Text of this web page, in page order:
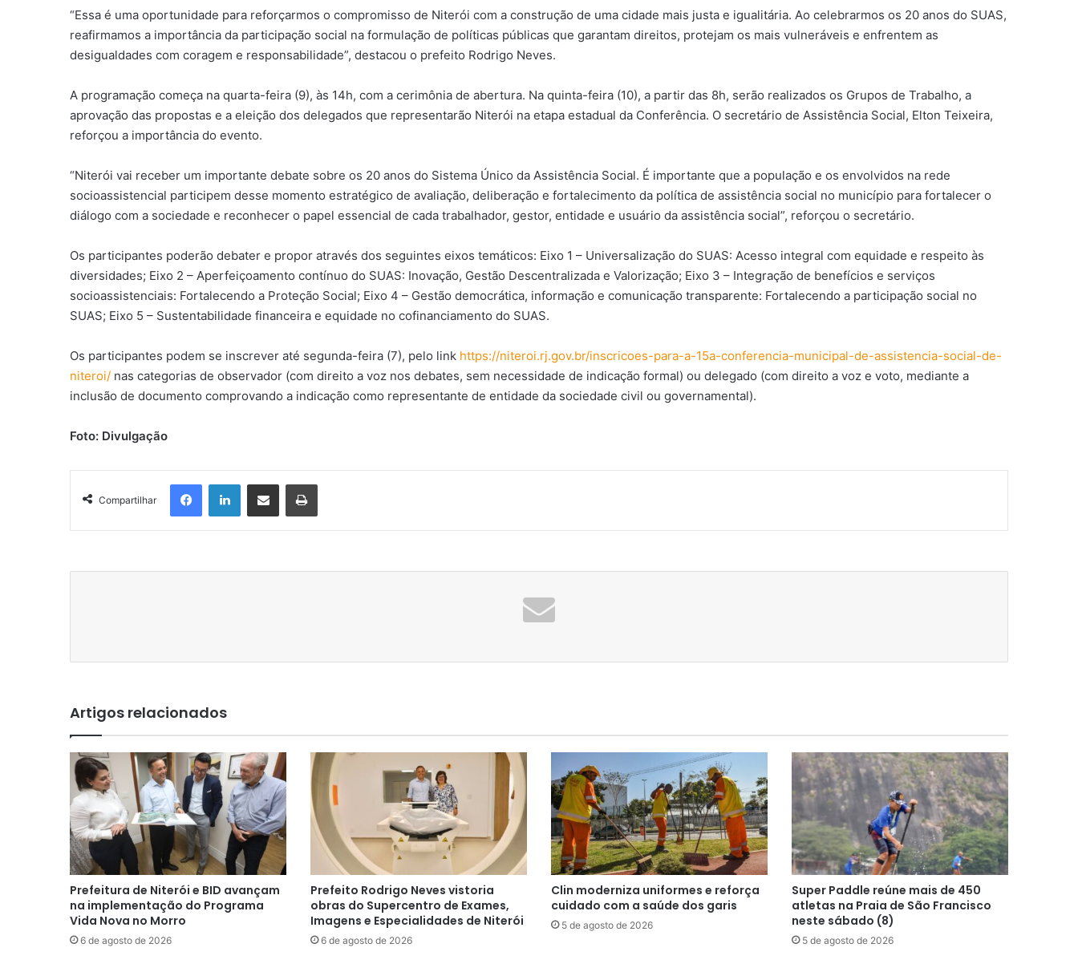
“Essa é uma oportunidade para reforçarmos o compromisso de Niterói com a construção de uma cidade mais justa e igualitária. Ao celebrarmos os 20 anos do SUAS,
reafirmamos a importância da participação social na formulação de políticas públicas que garantam direitos, protejam os mais vulneráveis e enfrentem as
desigualdades com coragem e responsabilidade”, destacou o prefeito Rodrigo Neves.
A programação começa na quarta-feira (9), às 14h, com a cerimônia de abertura. Na quinta-feira (10), a partir das 8h, serão realizados os Grupos de Trabalho, a
aprovação das propostas e a eleição dos delegados que representarão Niterói na etapa estadual da Conferência. O secretário de Assistência Social, Elton Teixeira,
reforçou a importância do evento.
“Niterói vai receber um importante debate sobre os 20 anos do Sistema Único da Assistência Social. É importante que a população e os envolvidos na rede
socioassistencial participem desse momento estratégico de avaliação, deliberação e fortalecimento da política de assistência social no município para fortalecer o
diálogo com a sociedade e reconhecer o papel essencial de cada trabalhador, gestor, entidade e usuário da assistência social”, reforçou o secretário.
Os participantes poderão debater e propor através dos seguintes eixos temáticos: Eixo 1 – Universalização do SUAS: Acesso integral com equidade e respeito às
diversidades; Eixo 2 – Aperfeiçoamento contínuo do SUAS: Inovação, Gestão Descentralizada e Valorização; Eixo 3 – Integração de benefícios e serviços
socioassistenciais: Fortalecendo a Proteção Social; Eixo 4 – Gestão democrática, informação e comunicação transparente: Fortalecendo a participação social no
SUAS; Eixo 5 – Sustentabilidade financeira e equidade no cofinanciamento do SUAS.
Os participantes podem se inscrever até segunda-feira (7), pelo link https://niteroi.rj.gov.br/inscricoes-para-a-15a-conferencia-municipal-de-assistencia-social-de-
niteroi/ nas categorias de observador (com direito a voz nos debates, sem necessidade de indicação formal) ou delegado (com direito a voz e voto, mediante a
inclusão de documento comprovando a indicação como representante de entidade da sociedade civil ou governamental).
Foto: Divulgação
Compartilhar
FacebookLinkedinCompartilhar via e-mail Imprimir
Artigos relacionados
Prefeitura de Niterói e BID avançam
na implementação do Programa
Vida Nova no Morro
6 de agosto de 2026
Prefeito Rodrigo Neves vistoria
obras do Supercentro de Exames,
Imagens e Especialidades de Niterói
6 de agosto de 2026
Clin moderniza uniformes e reforça
cuidado com a saúde dos garis
5 de agosto de 2026
Super Paddle reúne mais de 450
atletas na Praia de São Francisco
neste sábado (8)
5 de agosto de 2026